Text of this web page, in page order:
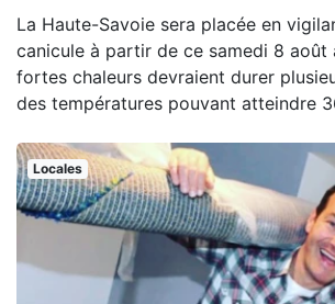
La Haute-Savoie sera placée en
canicule à partir de ce samedi 8 août
fortes chaleurs devraient durer
des températures pouvant atteindre
Locales